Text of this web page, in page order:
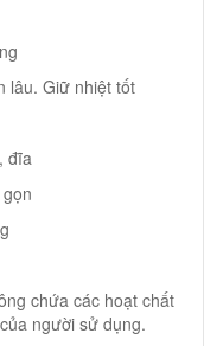
lâu. Giữ nhiệt tốt
đĩa
chứa các hoạt chất
người sử dụng.